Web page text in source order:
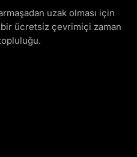
uzak olması için
bir ücretsiz çevrimiçi zaman